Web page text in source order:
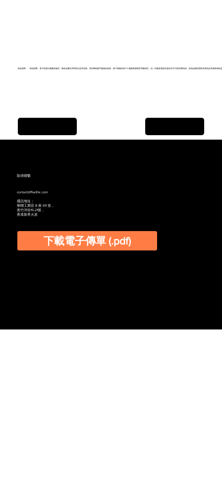
銀色韻華：「銀色韻華」凳子散發出優雅的氣質，擁有金屬光澤和現代皮革坐墊。受到傳統廟宇建築的啟發，凳子精緻的格子工藝象徵著韌性和藝術性，這一切都是通過先進的3D打印技術實現的。銀色結構與柔軟的黑色皮革座椅
取得聯繫
contact@ffwdhk.com
通訊地址：
華聯工業區 B 座 611 室，
黃竹洋街15-21號，
香港新界火炭
下載電子傳單 (.pdf)